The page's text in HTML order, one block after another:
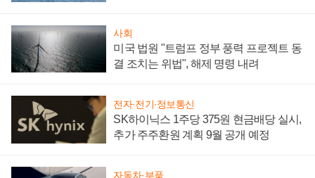
사회
미국 법원 "트럼프 정부 풍력 프로젝트 동
결 조치는 위법", 해제 명령 내려
전자·전기·정보통신
SK하이닉스 1주당 375원 현금배당 실시,
추가 주주환원 계획 9월 공개 예정
자동차·부품